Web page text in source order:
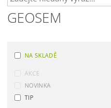
GEOSEM
NA SKLADĚ
AKCE
NOVINKA
TIP